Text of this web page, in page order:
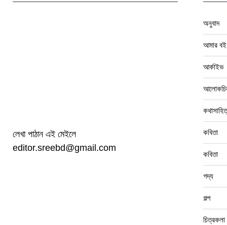
লেখা পাঠান এই মেইলে
editor.sreebd@gmail.com
অনুবাদ
আমার বই
আর্কাইভ
কবিতা
কবিতা
গদ্য
গল্প
চিত্রকলা